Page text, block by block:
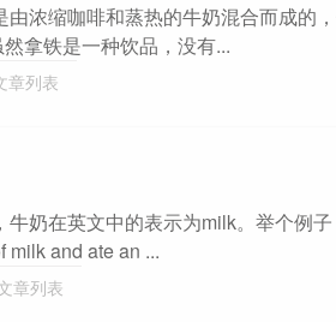
浓缩咖啡和蒸热的牛奶混合而成的
拿铁是一种饮品，没有...
章列表
奶在英文中的表示为milk。举个例
milk and ate an ...
章列表